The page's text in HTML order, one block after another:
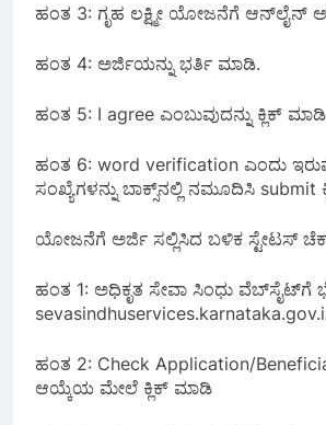
ಹಂತ 3: ಗೃಹ ಲಕ್ಷ್ಮೀ ಯೋಜನೆಗೆ ಆನ್‌ಲೈನ್
ಹಂತ 4: ಅರ್ಜಿಯನ್ನು ಭರ್ತಿ ಮಾಡಿ.
ಹಂತ 5: I agree ಎಂಬುವುದನ್ನು ಕ್ಲಿಕ್ ಮಾಡಿ
ಹಂತ 6: word verification ಎಂದು
ಸಂಖ್ಯೆಗಳನ್ನು ಬಾಕ್ಸ್‌ನಲ್ಲಿ ನಮೂದಿಸಿ submit
ಯೋಜನೆಗೆ ಅರ್ಜಿ ಸಲ್ಲಿಸಿದ ಬಳಿಕ ಸ್ಟೇಟಸ್
ಹಂತ 1: ಅಧಿಕೃತ ಸೇವಾ ಸಿಂಧು ವೆಬ್‌ಸೈಟ್‌ಗೆ
ಹಂತ 2: Check Application/
ಆಯ್ಕೆಯ ಮೇಲೆ ಕ್ಲಿಕ್ ಮಾಡಿ